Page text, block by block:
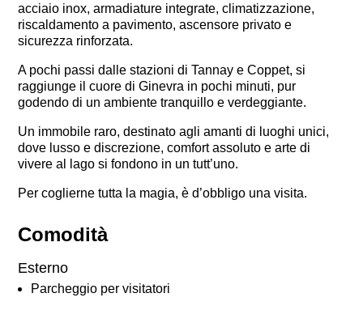
acciaio inox, armadiature integrate, climatizzazione,
riscaldamento a pavimento, ascensore privato e
sicurezza rinforzata.
A pochi passi dalle stazioni di Tannay e Coppet, si
raggiunge il cuore di Ginevra in pochi minuti, pur
godendo di un ambiente tranquillo e verdeggiante.
Un immobile raro, destinato agli amanti di luoghi unici,
dove lusso e discrezione, comfort assoluto e arte di
vivere al lago si fondono in un tutt’uno.
Per coglierne tutta la magia, è d’obbligo una visita.
Comodità
Esterno
Parcheggio per visitatori